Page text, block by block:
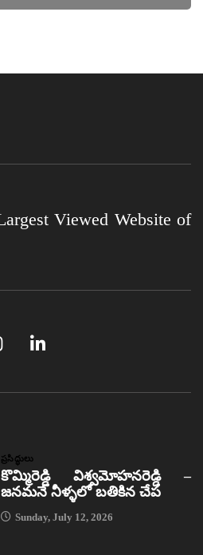
Viewed Website of
ప్రసిద్ధులు
కొమ్మిరెడ్డి విశ్వమోహనరెడ్డి –
జనమనే నీళ్ళలో బతికిన చేప
Sunday, July 12, 2026